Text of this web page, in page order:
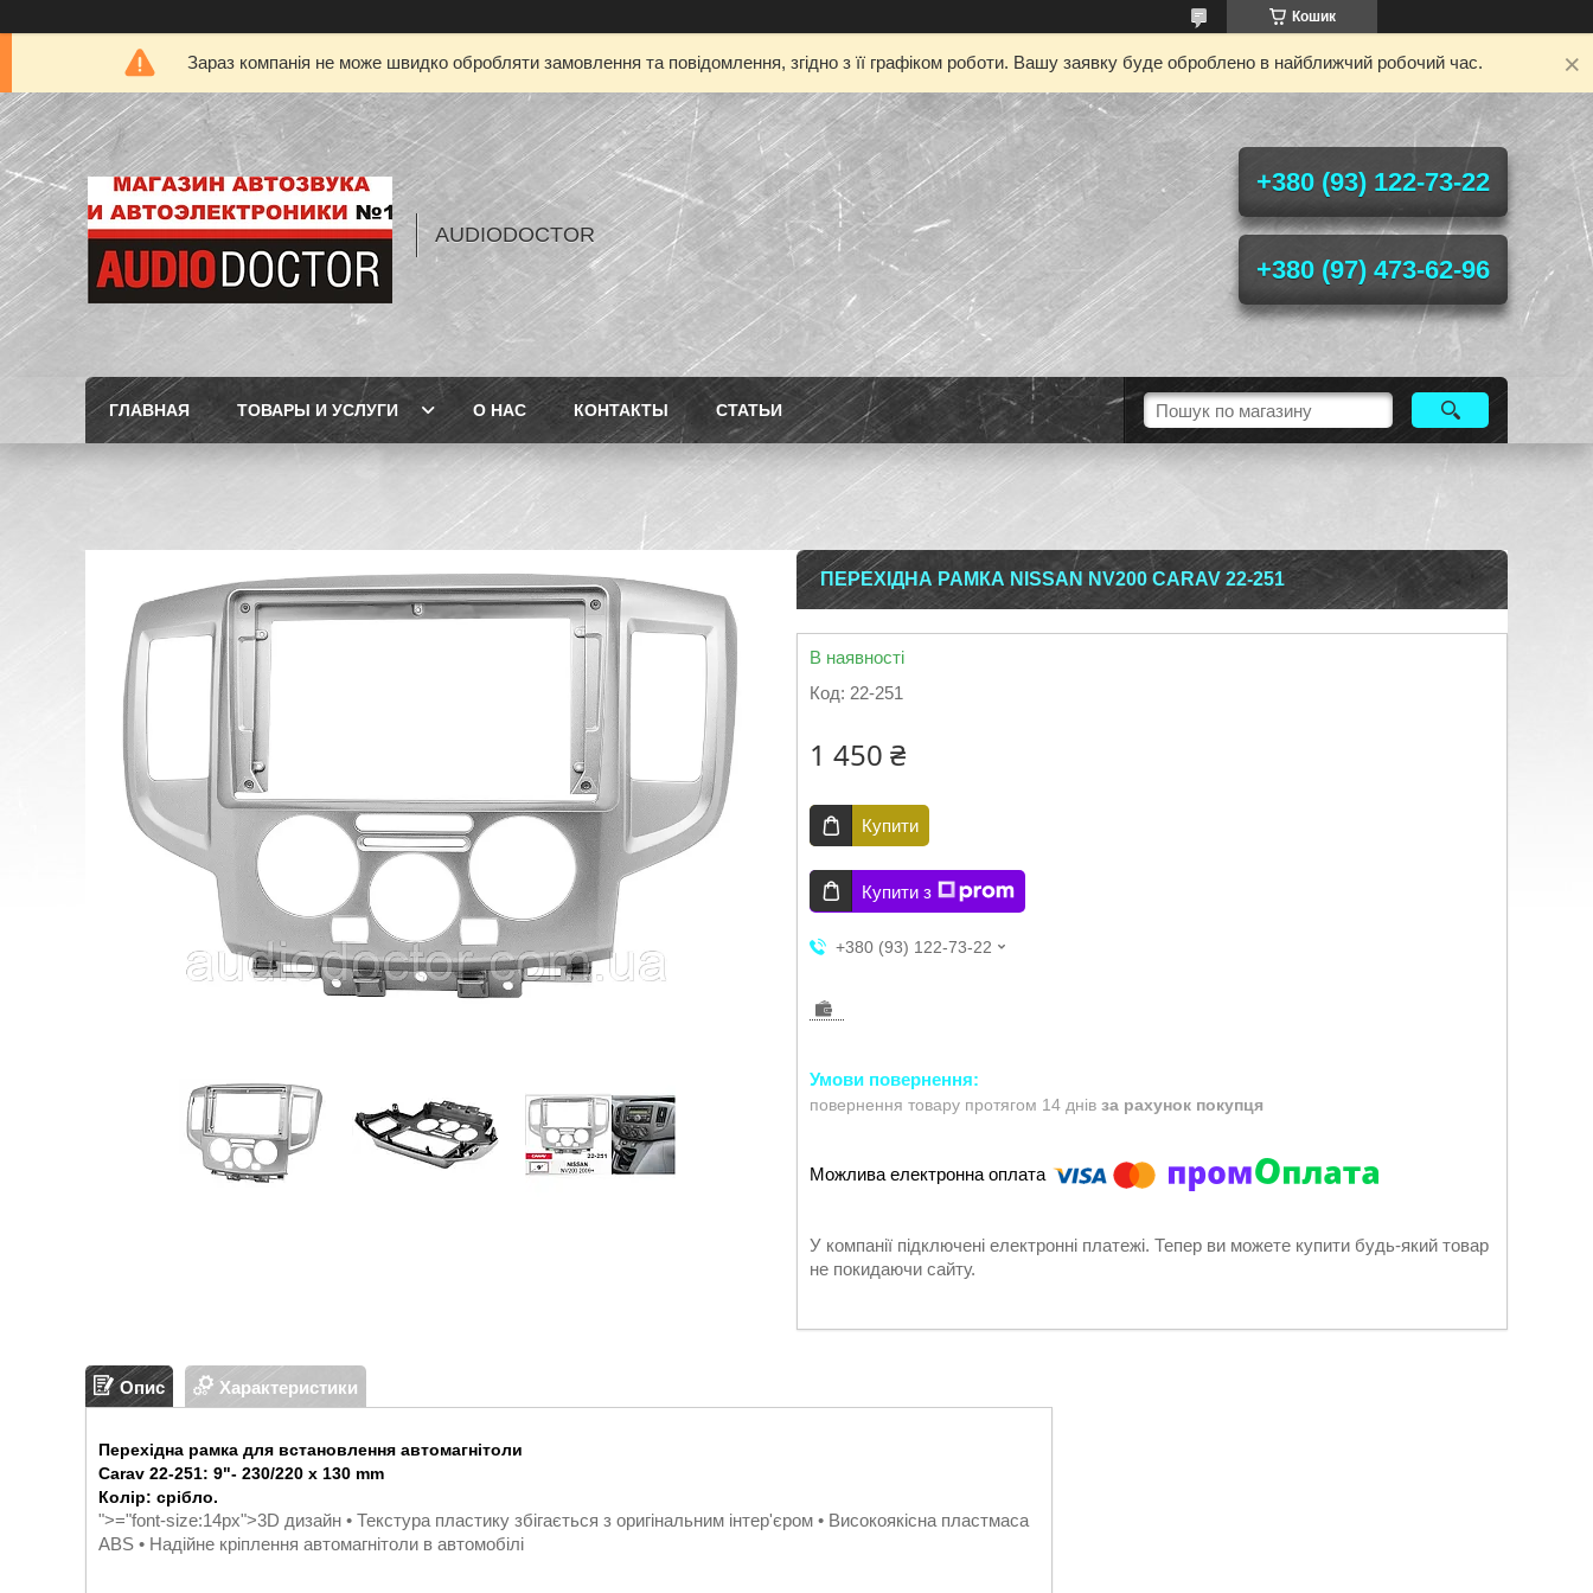
Кошик
Зараз компанія не може швидко обробляти замовлення та повідомлення, згідно з її графіком роботи. Вашу заявку буде оброблено в найближчий робочий час.
AUDIODOCTOR
+380 (93) 122-73-22
+380 (97) 473-62-96
ГЛАВНАЯ ТОВАРЫ И УСЛУГИ О НАС КОНТАКТЫ СТАТЬИ
ПЕРЕХІДНА РАМКА NISSAN NV200 CARAV 22-251
В наявності
Код: 22-251
1 450 ₴
Купити
Купити з
+380 (93) 122-73-22
повернення товару протягом 14 днів за рахунок покупця
У компанії підключені електронні платежі. Тепер ви можете купити будь-який товар
не покидаючи сайту.
Опис Характеристики
Перехідна рамка для встановлення автомагнітоли
Carav 22-251: 9"- 230/220 х 130 mm
Колір: срібло.
">="font-size:14px">3D дизайн • Текстура пластику збігається з оригінальним інтер'єром • Високоякісна пластмаса
ABS • Надійне кріплення автомагнітоли в автомобілі